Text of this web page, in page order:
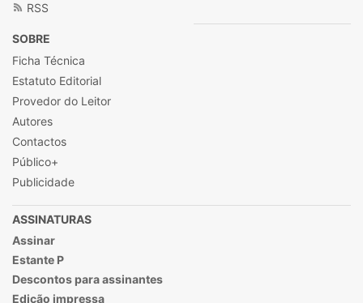
RSS
SOBRE
Ficha Técnica
Estatuto Editorial
Provedor do Leitor
Autores
Contactos
Público+
Publicidade
ASSINATURAS
Assinar
Estante P
Descontos para assinantes
Edição impressa